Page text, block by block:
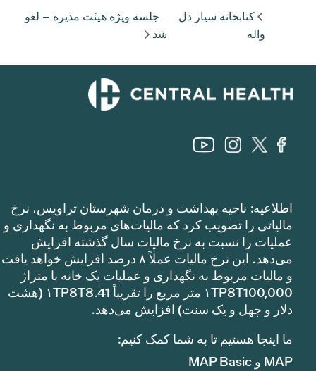
کتابخانه سیار دل
واله
جلسه ویژه هیئت مدیره – لغو
شد
اطلاعیه: ناحیه بهداشت و درمان شهرستان تراویس، نرخ
مالیاتی را تصویب کرد که مالیات‌های مربوط به نگهداری و
عملیات را نسبت به نرخ مالیات سال گذشته افزایش
می‌دهد. این نرخ مالیات عملاً ۸ درصد افزایش خواهد یافت
و مالیات مربوط به نگهداری و عملیات یک خانه با متراژ
۱TP8T100,000 متر مربع را تقریباً ۱TP8T8.41 (هشت
دلار و چهل و یک سنت) افزایش می‌دهد.
ما اینجا هستیم تا به شما کمک کنیم:
MAP و MAP Basic